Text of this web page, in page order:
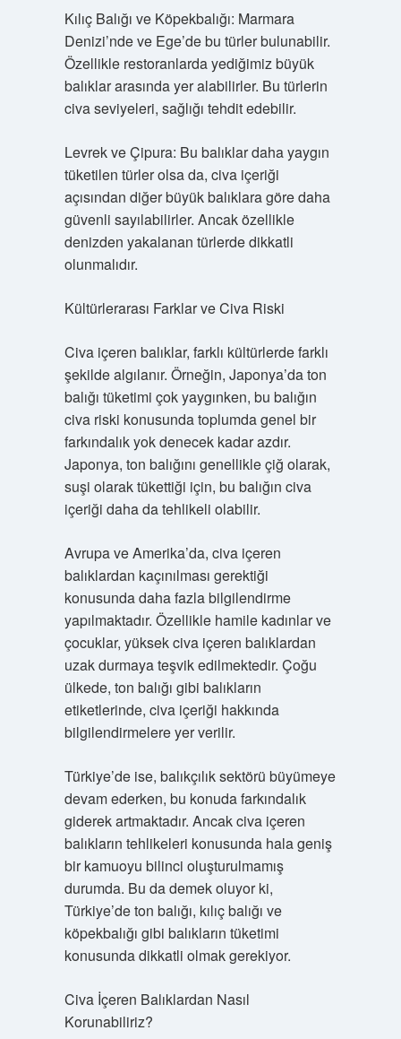
Kılıç Balığı ve Köpekbalığı: Marmara
Denizi’nde ve Ege’de bu türler bulunabilir.
Özellikle restoranlarda yediğimiz büyük
balıklar arasında yer alabilirler. Bu türlerin
civa seviyeleri, sağlığı tehdit edebilir.
Levrek ve Çipura: Bu balıklar daha yaygın
tüketilen türler olsa da, civa içeriği
açısından diğer büyük balıklara göre daha
güvenli sayılabilirler. Ancak özellikle
denizden yakalanan türlerde dikkatli
olunmalıdır.
Kültürlerarası Farklar ve Civa Riski
Civa içeren balıklar, farklı kültürlerde farklı
şekilde algılanır. Örneğin, Japonya’da ton
balığı tüketimi çok yaygınken, bu balığın
civa riski konusunda toplumda genel bir
farkındalık yok denecek kadar azdır.
Japonya, ton balığını genellikle çiğ olarak,
suşi olarak tükettiği için, bu balığın civa
içeriği daha da tehlikeli olabilir.
Avrupa ve Amerika’da, civa içeren
balıklardan kaçınılması gerektiği
konusunda daha fazla bilgilendirme
yapılmaktadır. Özellikle hamile kadınlar ve
çocuklar, yüksek civa içeren balıklardan
uzak durmaya teşvik edilmektedir. Çoğu
ülkede, ton balığı gibi balıkların
etiketlerinde, civa içeriği hakkında
bilgilendirmelere yer verilir.
Türkiye’de ise, balıkçılık sektörü büyümeye
devam ederken, bu konuda farkındalık
giderek artmaktadır. Ancak civa içeren
balıkların tehlikeleri konusunda hala geniş
bir kamuoyu bilinci oluşturulmamış
durumda. Bu da demek oluyor ki,
Türkiye’de ton balığı, kılıç balığı ve
köpekbalığı gibi balıkların tüketimi
konusunda dikkatli olmak gerekiyor.
Civa İçeren Balıklardan Nasıl
Korunabiliriz?